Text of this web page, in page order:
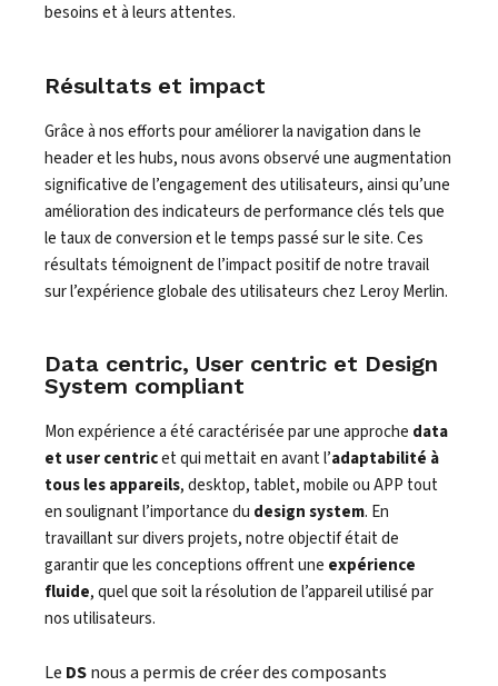
besoins et à leurs attentes.
Résultats et impact
Grâce à nos efforts pour améliorer la navigation dans le
header et les hubs, nous avons observé une augmentation
significative de l’engagement des utilisateurs, ainsi qu’une
amélioration des indicateurs de performance clés tels que
le taux de conversion et le temps passé sur le site. Ces
résultats témoignent de l’impact positif de notre travail
sur l’expérience globale des utilisateurs chez Leroy Merlin.
Data centric, User centric et Design
System compliant
Mon expérience a été caractérisée par une approche data
et user centricet qui mettait en avant l’adaptabilité à
tous les appareils, desktop, tablet, mobile ou APP tout
en soulignant l’importance du design system. En
travaillant sur divers projets, notre objectif était de
garantir que les conceptions offrent une expérience
fluide, quel que soit la résolution de l’appareil utilisé par
nos utilisateurs.
Le DSnous a permis de créer des composants